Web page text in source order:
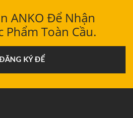
ANKO Để Nhận
Phẩm Toàn Cầu.
KÝ ĐỂ